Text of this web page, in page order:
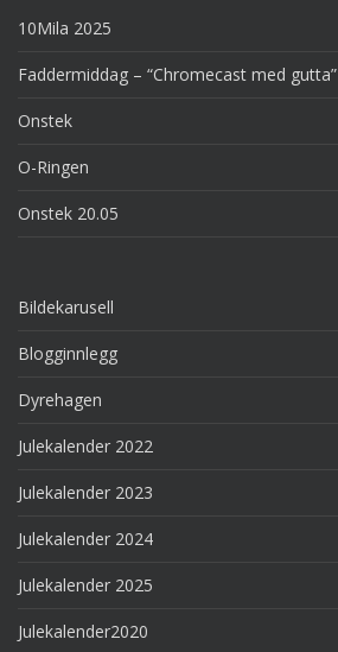
10Mila 2025
Faddermiddag – “Chromecast med gutta”
Onstek
O-Ringen
Onstek 20.05
Bildekarusell
Blogginnlegg
Dyrehagen
Julekalender 2022
Julekalender 2023
Julekalender 2024
Julekalender 2025
Julekalender2020